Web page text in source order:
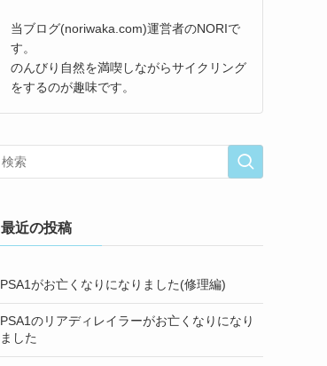
当ブログ(noriwaka.com)運営者のNORIで
す。
のんびり自然を満喫しながらサイクリング
をするのが趣味です。
最近の投稿
PSA1がお亡くなりになりました(修理編)
PSA1のリアディレイラーがお亡くなりになり
ました